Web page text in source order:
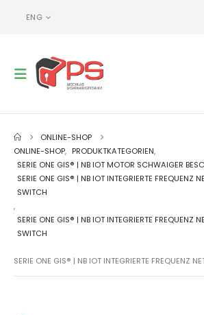
ENG
ONLINE-SHOP
ONLINE-SHOP, PRODUKTKATEGORIEN,
SERIE ONE GIS® | NB IOT MOTOR SCHWAIGER
SERIE ONE GIS® | NB IOT INTEGRIERTE FREQUENZ
SWITCH
,
SERIE ONE GIS® | NB IOT INTEGRIERTE FREQUENZ
SWITCH
SERIE ONE GIS® | NB IOT INTEGRIERTE FREQUENZ